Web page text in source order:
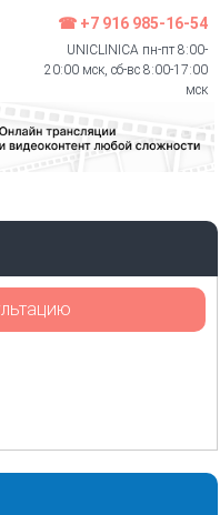
☎ +7 916 985-16-54
UNICLINICA пн-пт 8:00-
20:00 мск, сб-вс 8:00-17:00
мск